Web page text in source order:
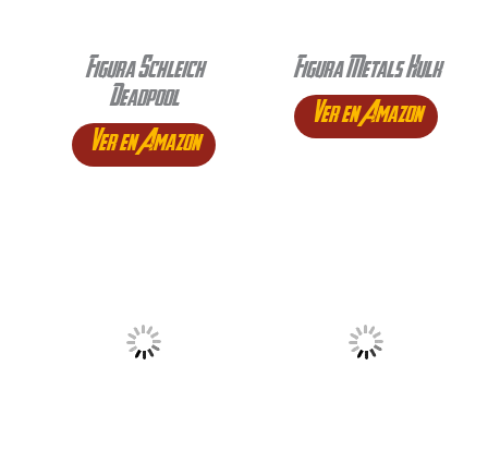
Figura Schleich
Deadpool
Ver en Amazon
Figura Metals Hulk
Ver en Amazon